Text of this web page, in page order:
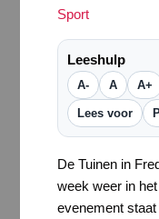
Sport
Leeshulp
A- A A+
Lees voor
De Tuinen in
week weer in
evenement